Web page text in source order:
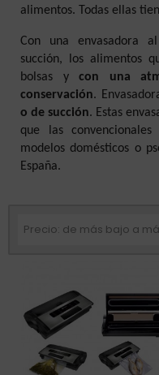
alimentos. Todas ellas
Con una envasadora
succión, los alimentos
bolsas y con una
conservación.
o de succión. Estas
que las
modelos domésticos o
España.
Precio: de más bajo a